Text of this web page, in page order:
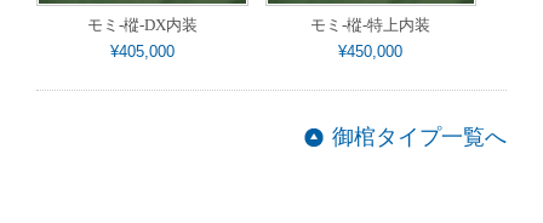
モミ-樅-DX内装
¥405,000
モミ-樅-特上内装
¥450,000
御棺タイプ一覧へ